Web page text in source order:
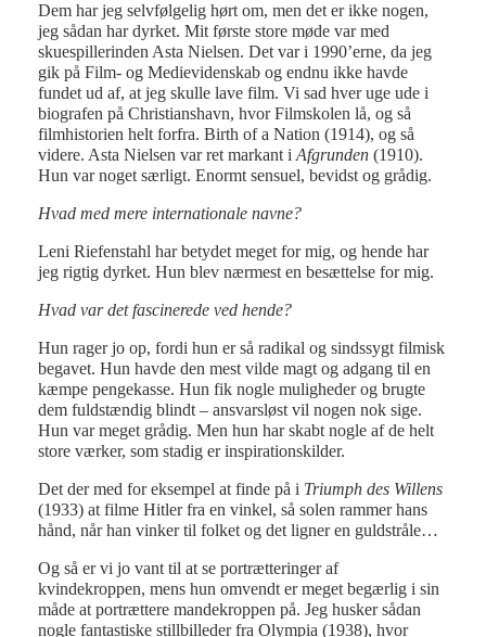
Dem har jeg selvfølgelig hørt om, men det er ikke nogen,
jeg sådan har dyrket. Mit første store møde var med
skuespillerinden Asta Nielsen. Det var i 1990’erne, da jeg
gik på Film- og Medievidenskab og endnu ikke havde
fundet ud af, at jeg skulle lave film. Vi sad hver uge ude i
biografen på Christianshavn, hvor Filmskolen lå, og så
filmhistorien helt forfra. Birth of a Nation (1914), og så
videre. Asta Nielsen var ret markant i Afgrunden (1910).
Hun var noget særligt. Enormt sensuel, bevidst og grådig.
Hvad med mere internationale navne?
Leni Riefenstahl har betydet meget for mig, og hende har
jeg rigtig dyrket. Hun blev nærmest en besættelse for mig.
Hvad var det fascinerede ved hende?
Hun rager jo op, fordi hun er så radikal og sindssygt filmisk
begavet. Hun havde den mest vilde magt og adgang til en
kæmpe pengekasse. Hun fik nogle muligheder og brugte
dem fuldstændig blindt – ansvarsløst vil nogen nok sige.
Hun var meget grådig. Men hun har skabt nogle af de helt
store værker, som stadig er inspirationskilder.
Det der med for eksempel at finde på i Triumph des Willens
(1933) at filme Hitler fra en vinkel, så solen rammer hans
hånd, når han vinker til folket og det ligner en guldstråle…
Og så er vi jo vant til at se portrætteringer af
kvindekroppen, mens hun omvendt er meget begærlig i sin
måde at portrættere mandekroppen på. Jeg husker sådan
nogle fantastiske stillbilleder fra Olympia (1938), hvor